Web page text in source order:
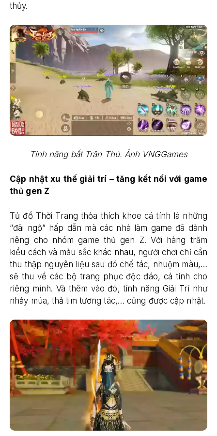
thủy.
Tính năng bắt Trân Thú. Ảnh VNGGames
Cập nhật xu thế giải trí – tăng kết nối với game
thủ gen Z
Tủ đồ Thời Trang thỏa thích khoe cá tính là những
“đãi ngộ” hấp dẫn mà các nhà làm game đã dành
riêng cho nhóm game thủ gen Z. Với hàng trăm
kiểu cách và màu sắc khác nhau, người chơi chỉ cần
thu thập nguyên liệu sau đó chế tác, nhuộm màu,…
sẽ thu về các bộ trang phục độc đáo, cá tính cho
riêng mình. Và thêm vào đó, tính năng Giải Trí như
nhảy múa, thả tim tương tác,… cũng được cập nhật.